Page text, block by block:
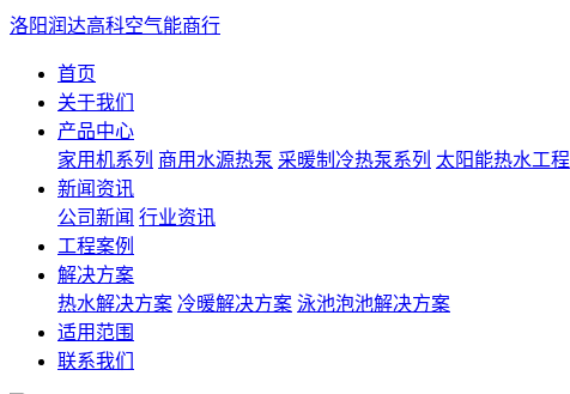
洛阳润达高科空气能商行
首页
关于我们
产品中心
家用机系列 商用水源热泵 采暖制冷热泵系列 太阳能热水工程
新闻资讯
公司新闻 行业资讯
工程案例
解决方案
热水解决方案 冷暖解决方案 泳池泡池解决方案
适用范围
联系我们